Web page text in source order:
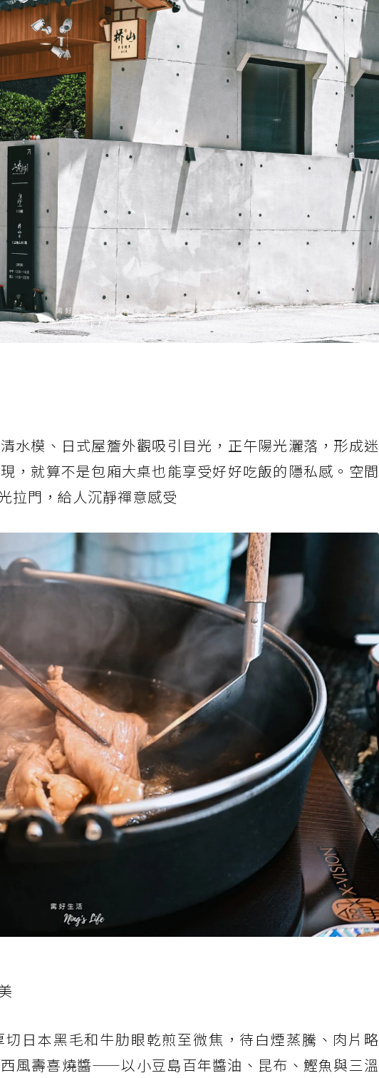
水模、日式屋簷外觀吸引目光，正午陽光灑落，形成迷
，就算不是包廂大桌也能享受好好吃飯的隱私感。空間
拉門，給人沉靜禪意感受
日本黑毛和牛肋眼乾煎至微焦，待白煙蒸騰、肉片略
風壽喜燒醬——以小豆島百年醬油、昆布、鰹魚與三溫